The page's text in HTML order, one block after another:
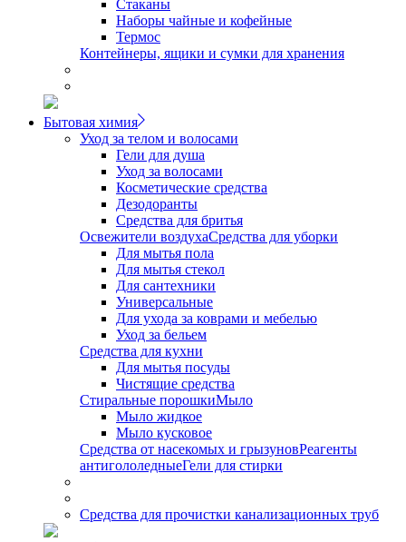
Стаканы
Наборы чайные и кофейные
Термос
Контейнеры, ящики и сумки для хранения
Бытовая химия
Уход за телом и волосами
Гели для душа
Уход за волосами
Косметические средства
Дезодоранты
Средства для бритья
Освежители воздухаСредства для уборки
Для мытья пола
Для мытья стекол
Для сантехники
Универсальные
Для ухода за коврами и мебелью
Уход за бельем
Средства для кухни
Для мытья посуды
Чистящие средства
Стиральные порошкиМыло
Мыло жидкое
Мыло кусковое
Средства от насекомых и грызуновРеагенты
антигололедныеГели для стирки
Средства для прочистки канализационных труб